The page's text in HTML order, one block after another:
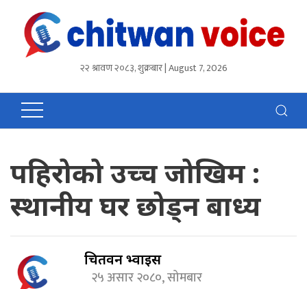
२२ श्रावण २०८३, शुक्रबार | August 7, 2026
पहिरोको उच्च जोखिम :
स्थानीय घर छोड्न बाध्य
चितवन भ्वाईस
२५ असार २०८०, सोमबार